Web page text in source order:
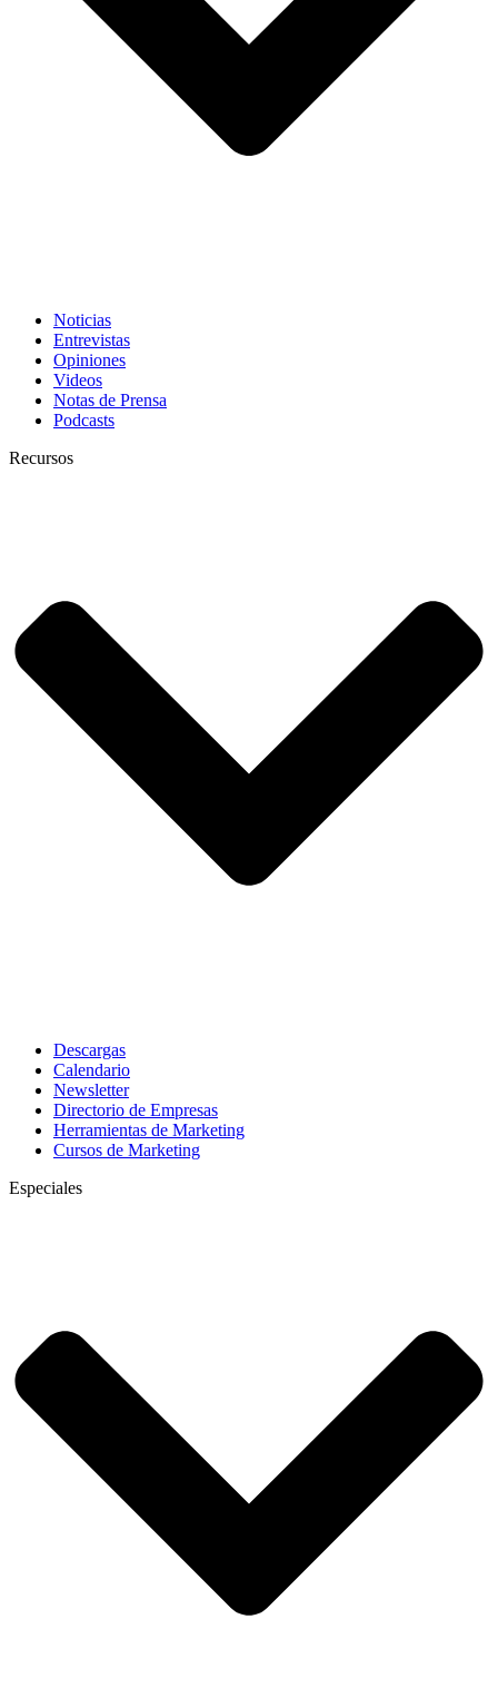
Noticias
Entrevistas
Opiniones
Videos
Notas de Prensa
Podcasts
Recursos
Descargas
Calendario
Newsletter
Directorio de Empresas
Herramientas de Marketing
Cursos de Marketing
Especiales